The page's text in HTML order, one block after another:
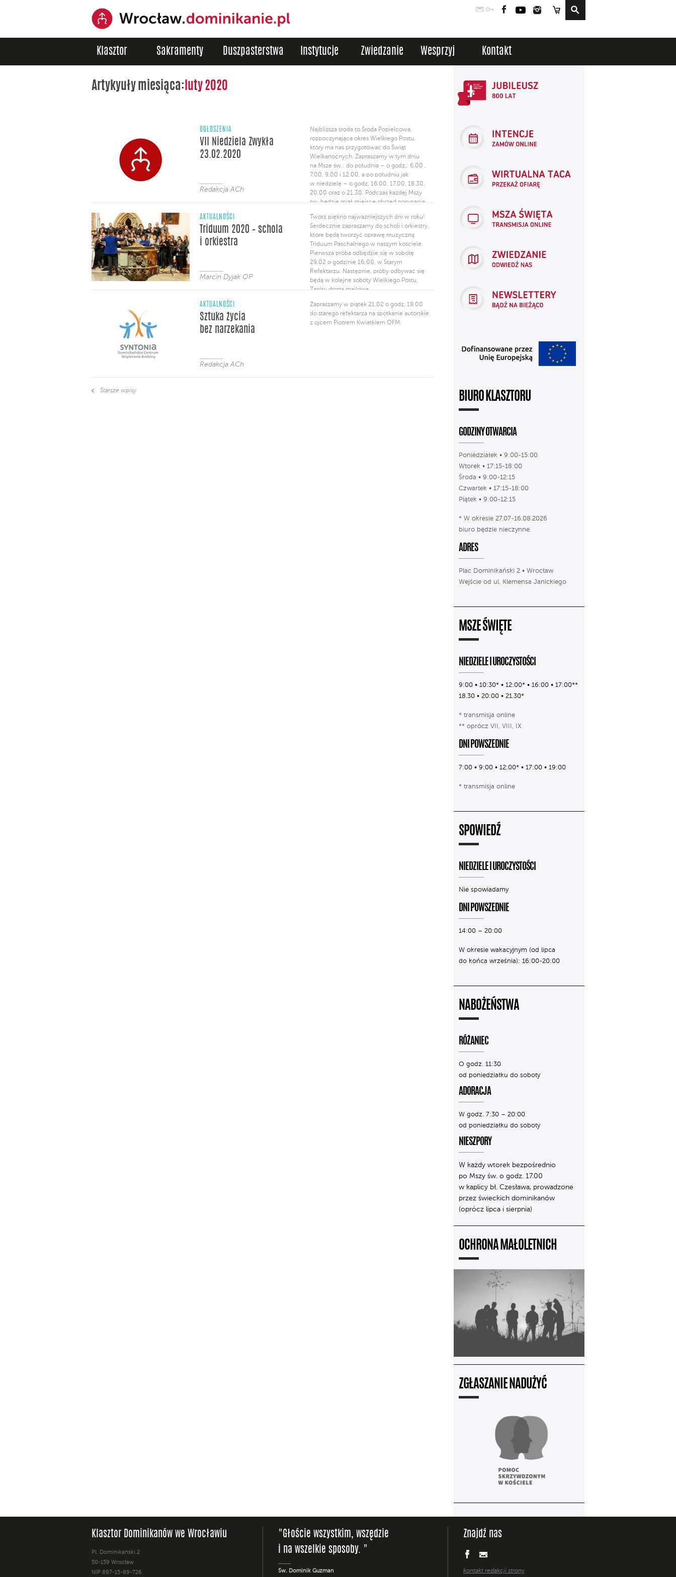
PocztaLogowanie
FacebookYouTubeInstagram
Sklep
Klasztor Sakramenty Duszpasterstwa Instytucje Zwiedzanie Wesprzyj Kontakt
Artykyuły miesiąca: luty 2020
OGŁOSZENIA
VII Niedziela Zwykła
23.02.2020
Redakcja ACh
Najbliższa środa to Środa Popielcowa,
rozpoczynająca okres Wielkiego Postu,
który ma nas przygotować do Świąt
Wielkanocnych. Zapraszamy w tym dniu
na Msze św.: do południa – o godz.: 6.00 ,
7.00, 9.00 i 12.00, a po południu jak
w niedzielę – o godz. 16.00, 17,00, 18.30,
20.00 oraz o 21.30. Podczas każdej Mszy
św. będzie miał miejsce obrzęd posypania
powszednie. W tym dniu osoby, które
ukończyły 18 lat […]
AKTUALNOŚCI
Triduum 2020 – schola
i orkiestra
Marcin Dyjak OP
Twórz piękno najważniejszych dni w roku!
Serdecznie zapraszamy do scholi i orkiestry,
które będą tworzyć oprawę muzyczną
Triduum Paschalnego w naszym kościele.
Pierwsza próba odbędzie się w sobotę
29.02 o godzinie 16:00, w Starym
Refektarzu. Następnie, próby odbywać się
będą w kolejne soboty Wielkiego Postu.
Zapisy drogą mailową
u naszych panów organistów.
AKTUALNOŚCI
Sztuka życia
bez narzekania
Redakcja ACh
Zapraszamy w piątek 21.02 o godz. 18.00
do starego refektarza na spotkanie autorskie
z ojcem Piotrem Kwiatkiem OFM.
Starsze wpisy
BIURO KLASZTORU
GODZINY OTWARCIA
Poniedziałek • 9:00-15:00
Wtorek • 17:15-18:00
Środa • 9:00-12:15
Czwartek • 17:15-18:00
Piątek • 9:00-12:15
* W okresie 27.07-16.08.2026
biuro będzie nieczynne.
ADRES
Plac Dominikański 2 • Wrocław
Wejście od ul. Klemensa Janickiego
MSZE ŚWIĘTE
NIEDZIELE I UROCZYSTOŚCI
9:00 • 10:30* • 12:00* • 16:00 • 17:00**
18.30 • 20:00 • 21.30*
* transmisja online
** oprócz VII, VIII, IX
DNI POWSZEDNIE
7:00 • 9:00 • 12:00* • 17:00 • 19:00
* transmisja online
SPOWIEDŹ
NIEDZIELE I UROCZYSTOŚCI
Nie spowiadamy
DNI POWSZEDNIE
14:00 – 20:00
W okresie wakacyjnym (od lipca
do końca września): 16:00-20:00
NABOŻEŃSTWA
RÓŻANIEC
O godz. 11:30
od poniedziałku do soboty
ADORACJA
W godz. 7:30 – 20:00
od poniedziałku do soboty
NIESZPORY
W każdy wtorek bezpośrednio
po Mszy św. o godz. 17.00
w kaplicy bł. Czesława, prowadzone
przez świeckich dominikanów
(oprócz lipca i sierpnia)
OCHRONA MAŁOLETNICH
ZGŁASZANIE NADUŻYĆ
Klasztor Dominikanów we Wrocławiu
Pl. Dominikański 2
50-159 Wrocław
NIP 897-15-89-726
"Głoście wszystkim, wszędzie
i na wszelkie sposoby. "
Św. Dominik Guzman
Znajdź nas
kontakt redakcji strony